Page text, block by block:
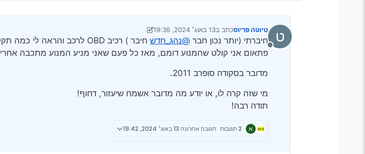
ט
מנותק
טיוטה פריוסכתב ב13 באוג׳ 2024, 19:36
נערך לאחרונה על ידי ראובן שבתי
חיברתי (יותר נכון חבר @נהג_חדש חיבר ) רכיב OBD לרכב והראה לי כמה תקלות ומחקתי אותם באפלקציה,
פתאום אני קולט שהמנוע דומם, מאז כל פעם שאני מניע המנוע מתכבה אחרי 20 שניות בערך,
מדובר בסקודה סופרב 2011.
מי שזה קרה לו, או יודע מה מדובר אשמח שיעזור, דחוף!
תודה רבה!
א 2 תגובות תגובה אחרונה 13 באוג׳ 2024, 19:42